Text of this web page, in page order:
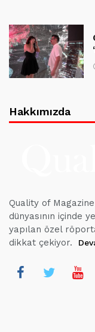
Hakkımızda
Quality of
dünyasının içinde
yapılan özel
dikkat çekiyor.